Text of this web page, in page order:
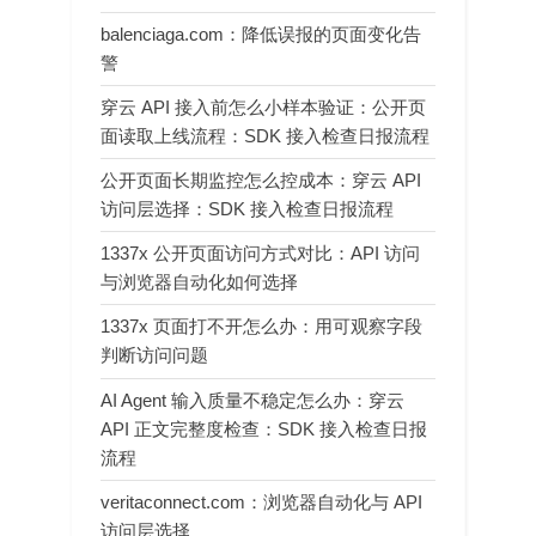
balenciaga.com：降低误报的页面变化告
警
穿云 API 接入前怎么小样本验证：公开页
面读取上线流程：SDK 接入检查日报流程
公开页面长期监控怎么控成本：穿云 API
访问层选择：SDK 接入检查日报流程
1337x 公开页面访问方式对比：API 访问
与浏览器自动化如何选择
1337x 页面打不开怎么办：用可观察字段
判断访问问题
AI Agent 输入质量不稳定怎么办：穿云
API 正文完整度检查：SDK 接入检查日报
流程
veritaconnect.com：浏览器自动化与 API
访问层选择